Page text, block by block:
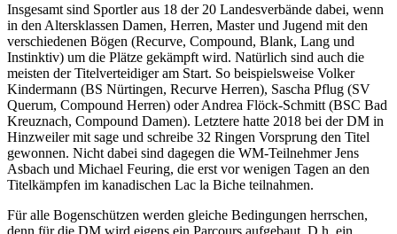
Insgesamt sind Sportler aus 18 der 20 Landesverbände dabei, wenn
in den Altersklassen Damen, Herren, Master und Jugend mit den
verschiedenen Bögen (Recurve, Compound, Blank, Lang und
Instinktiv) um die Plätze gekämpft wird. Natürlich sind auch die
meisten der Titelverteidiger am Start. So beispielsweise Volker
Kindermann (BS Nürtingen, Recurve Herren), Sascha Pflug (SV
Querum, Compound Herren) oder Andrea Flöck-Schmitt (BSC Bad
Kreuznach, Compound Damen). Letztere hatte 2018 bei der DM in
Hinzweiler mit sage und schreibe 32 Ringen Vorsprung den Titel
gewonnen. Nicht dabei sind dagegen die WM-Teilnehmer Jens
Asbach und Michael Feuring, die erst vor wenigen Tagen an den
Titelkämpfen im kanadischen Lac la Biche teilnahmen.
Für alle Bogenschützen werden gleiche Bedingungen herrschen,
denn für die DM wird eigens ein Parcours aufgebaut. D.h. ein